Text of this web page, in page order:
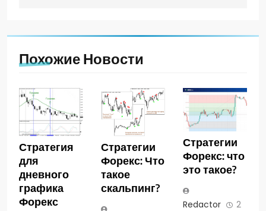
Похожие Новости
Стратегия
для
дневного
графика
Форекс
Стратегии
Форекс: Что
такое
скальпинг?
Стратегии
Форекс: что
это такое?
Redactor
2